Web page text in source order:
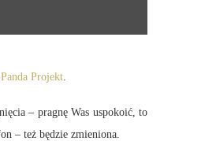
Projekt.
– pragnę Was uspokoić, to
– też będzie zmieniona.